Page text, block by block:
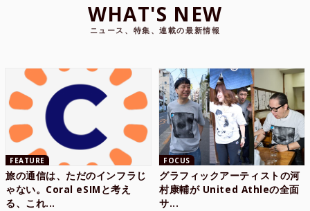
WHAT'S NEW
ニュース、特集、連載の最新情報
FEATURE
旅の通信は、ただのインフラじ
ゃない。Coral eSIMと考え
る、これ...
FOCUS
グラフィックアーティストの河
村康輔が United Athleの全面
サ...